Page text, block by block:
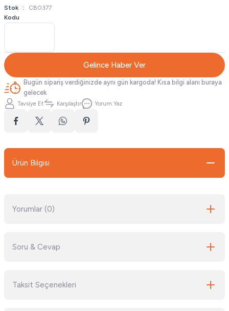
Stok
Kodu
CB0377
Gelince Haber Ver
Bugün sipariş verdiğinizde aynı gün kargoda! Kısa bilgi alanı buraya
gelecek
Tavsiye Et Karşılaştır Yorum Yaz
Ürün Bilgisi
Yorumlar (0)
Soru & Cevap
Taksit Seçenekleri